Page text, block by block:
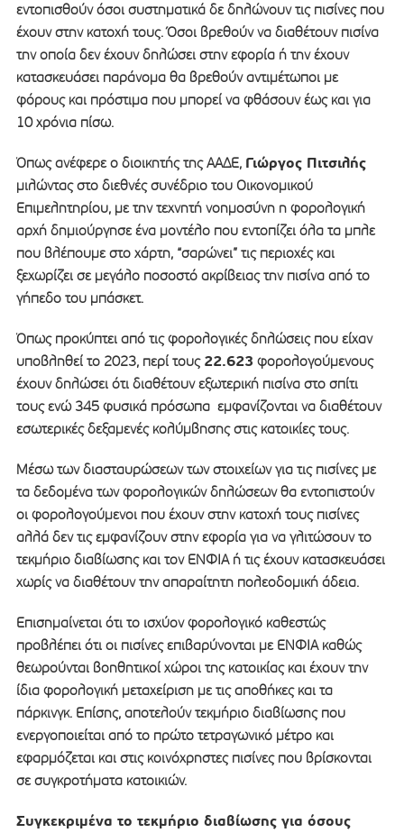
εντοπισθούν όσοι συστηματικά δε δηλώνουν τις πισίνες που
έχουν στην κατοχή τους. Όσοι βρεθούν να διαθέτουν πισίνα
την οποία δεν έχουν δηλώσει στην εφορία ή την έχουν
κατασκευάσει παράνομα θα βρεθούν αντιμέτωποι με
φόρους και πρόστιμα που μπορεί να φθάσουν έως και για
10 χρόνια πίσω.
Όπως ανέφερε ο διοικητής της ΑΑΔΕ, Γιώργος Πιτσιλής
μιλώντας στο διεθνές συνέδριο του Οικονομικού
Επιμελητηρίου, με την τεχνητή νοημοσύνη η φορολογική
αρχή δημιούργησε ένα μοντέλο που εντοπίζει όλα τα μπλε
που βλέπουμε στο χάρτη, “σαρώνει” τις περιοχές και
ξεχωρίζει σε μεγάλο ποσοστό ακρίβειας την πισίνα από το
γήπεδο του μπάσκετ.
Όπως προκύπτει από τις φορολογικές δηλώσεις που είχαν
υποβληθεί το 2023, περί τους 22.623 φορολογούμενους
έχουν δηλώσει ότι διαθέτουν εξωτερική πισίνα στο σπίτι
τους ενώ 345 φυσικά πρόσωπα εμφανίζονται να διαθέτουν
εσωτερικές δεξαμενές κολύμβησης στις κατοικίες τους.
Μέσω των διασταυρώσεων των στοιχείων για τις πισίνες με
τα δεδομένα των φορολογικών δηλώσεων θα εντοπιστούν
οι φορολογούμενοι που έχουν στην κατοχή τους πισίνες
αλλά δεν τις εμφανίζουν στην εφορία για να γλιτώσουν το
τεκμήριο διαβίωσης και τον ΕΝΦΙΑ ή τις έχουν κατασκευάσει
χωρίς να διαθέτουν την απαραίτητη πολεοδομική άδεια.
Επισημαίνεται ότι το ισχύον φορολογικό καθεστώς
προβλέπει ότι οι πισίνες επιβαρύνονται με ΕΝΦΙΑ καθώς
θεωρούνται βοηθητικοί χώροι της κατοικίας και έχουν την
ίδια φορολογική μεταχείριση με τις αποθήκες και τα
πάρκινγκ. Επίσης, αποτελούν τεκμήριο διαβίωσης που
ενεργοποιείται από το πρώτο τετραγωνικό μέτρο και
εφαρμόζεται και στις κοινόχρηστες πισίνες που βρίσκονται
σε συγκροτήματα κατοικιών.
Συγκεκριμένα το τεκμήριο διαβίωσης για όσους